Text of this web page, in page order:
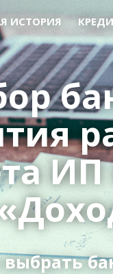
ИСТОРИЯ
выбрать